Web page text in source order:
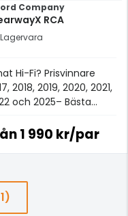
Company
RCA
Lagervara
Hi-Fi? Prisvinnare
2018, 2019, 2020, 2021,
och 2025– Bästa
1 990 kr/par